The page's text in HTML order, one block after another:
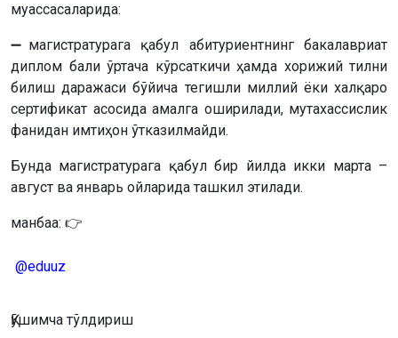
муассасаларида:
➖магистратурага қабул абитуриентнинг бакалавриат
диплом бали ўртача кўрсаткичи ҳамда хорижий тилни
билиш даражаси бўйича тегишли миллий ёки халқаро
сертификат асосида амалга оширилади, мутахассислик
фанидан имтиҳон ўтказилмайди.
Бунда магистратурага қабул бир йилда икки марта –
август ва январь ойларида ташкил этилади.
манбаа: 👉
@eduuz
Қўшимча тўлдириш